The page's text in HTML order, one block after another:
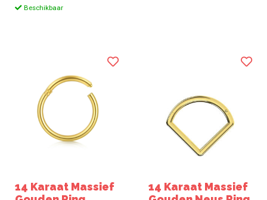
Beschikbaar
14 Karaat Massief
14 Karaat Massief